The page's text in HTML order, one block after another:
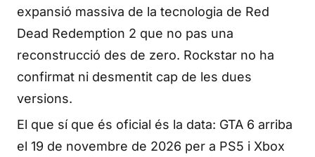
expansió massiva de la tecnologia de Red
Dead Redemption 2 que no pas una
reconstrucció des de zero. Rockstar no ha
confirmat ni desmentit cap de les dues
versions.
El que sí que és oficial és la data: GTA 6 arriba
el 19 de novembre de 2026 per a PS5 i Xbox